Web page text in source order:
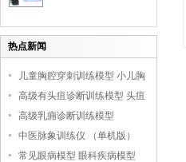
热点新闻
儿童胸腔穿刺训练模型 小儿胸
腔培训模型
高级有头疽诊断训练模型 头疽
诊断教学模型
高级乳痈诊断训练模型
中医脉象训练仪 （单机版）
常见眼病模型 眼科疾病模型